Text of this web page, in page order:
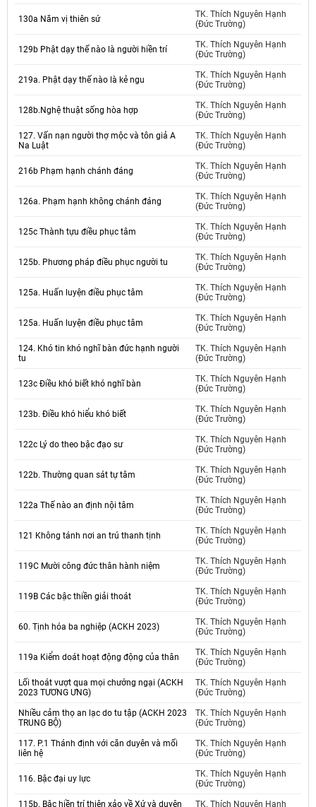
130a Năm vị thiên sứ
TK. Thích Nguyên Hạnh
(Đức Trường)
129b Phật dạy thế nào là người hiền trí
TK. Thích Nguyên Hạnh
(Đức Trường)
219a. Phật dạy thế nào là kẻ ngu
TK. Thích Nguyên Hạnh
(Đức Trường)
128b.Nghệ thuật sống hòa hợp
TK. Thích Nguyên Hạnh
(Đức Trường)
127. Vấn nạn người thợ mộc và tôn giả A
Na Luật
TK. Thích Nguyên Hạnh
(Đức Trường)
216b Phạm hạnh chánh đáng
TK. Thích Nguyên Hạnh
(Đức Trường)
126a. Phạm hạnh không chánh đáng
TK. Thích Nguyên Hạnh
(Đức Trường)
125c Thành tựu điều phục tâm
TK. Thích Nguyên Hạnh
(Đức Trường)
125b. Phương pháp điều phục người tu
TK. Thích Nguyên Hạnh
(Đức Trường)
125a. Huấn luyện điều phục tâm
TK. Thích Nguyên Hạnh
(Đức Trường)
125a. Huấn luyện điều phục tâm
TK. Thích Nguyên Hạnh
(Đức Trường)
124. Khó tin khó nghĩ bàn đức hạnh người
tu
TK. Thích Nguyên Hạnh
(Đức Trường)
123c Điều khó biết khó nghĩ bàn
TK. Thích Nguyên Hạnh
(Đức Trường)
123b. Điều khó hiểu khó biết
TK. Thích Nguyên Hạnh
(Đức Trường)
122c Lý do theo bậc đạo sư
TK. Thích Nguyên Hạnh
(Đức Trường)
122b. Thường quan sát tự tâm
TK. Thích Nguyên Hạnh
(Đức Trường)
122a Thế nào an định nội tâm
TK. Thích Nguyên Hạnh
(Đức Trường)
121 Không tánh nơi an trú thanh tịnh
TK. Thích Nguyên Hạnh
(Đức Trường)
119C Mười công đức thân hành niệm
TK. Thích Nguyên Hạnh
(Đức Trường)
119B Các bậc thiền giải thoát
TK. Thích Nguyên Hạnh
(Đức Trường)
60. Tịnh hóa ba nghiệp (ACKH 2023)
TK. Thích Nguyên Hạnh
(Đức Trường)
119a Kiểm doát hoạt động động của thân
TK. Thích Nguyên Hạnh
(Đức Trường)
Lối thoát vượt qua mọi chướng ngại (ACKH
2023 TƯƠNG ƯNG)
TK. Thích Nguyên Hạnh
(Đức Trường)
Nhiều cảm thọ an lạc do tu tập (ACKH 2023
TRUNG BỘ)
TK. Thích Nguyên Hạnh
(Đức Trường)
117. P.1 Thánh định với căn duyên và mối
liên hệ
TK. Thích Nguyên Hạnh
(Đức Trường)
116. Bậc đại uy lực
TK. Thích Nguyên Hạnh
(Đức Trường)
115b. Bậc hiền trí thiện xảo về Xứ và duyên TK. Thích Nguyên Hạnh